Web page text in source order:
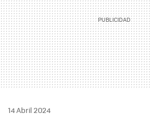
14 Abril 2024